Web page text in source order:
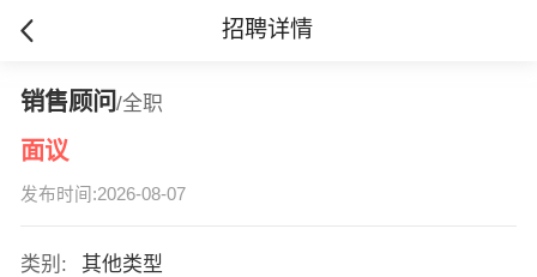
招聘详情
销售顾问/全职
面议
发布时间:2026-08-07
类别:
其他类型